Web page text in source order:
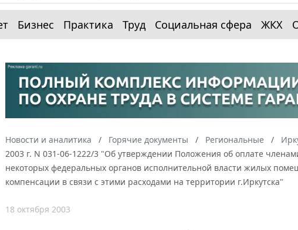
Бизнес Практика Труд Социальная сфера ЖКХ
Новости и аналитика Горячие документы Региональные
2003 г. N 031-06-1222/3 "Об утверждении Положения об оплате
некоторых федеральных органов исполнительной власти жилых
компенсации в связи с этими расходами на территории г.Иркутска"
18 октября 2003